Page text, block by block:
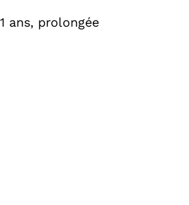
ans, prolongée